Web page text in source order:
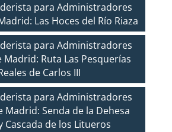
para Administradores
Las Hoces del Río Riaza
para Administradores
Madrid: Ruta Las Pesquerías
de Carlos III
para Administradores
Madrid: Senda de la Dehesa
Cascada de los Litueros